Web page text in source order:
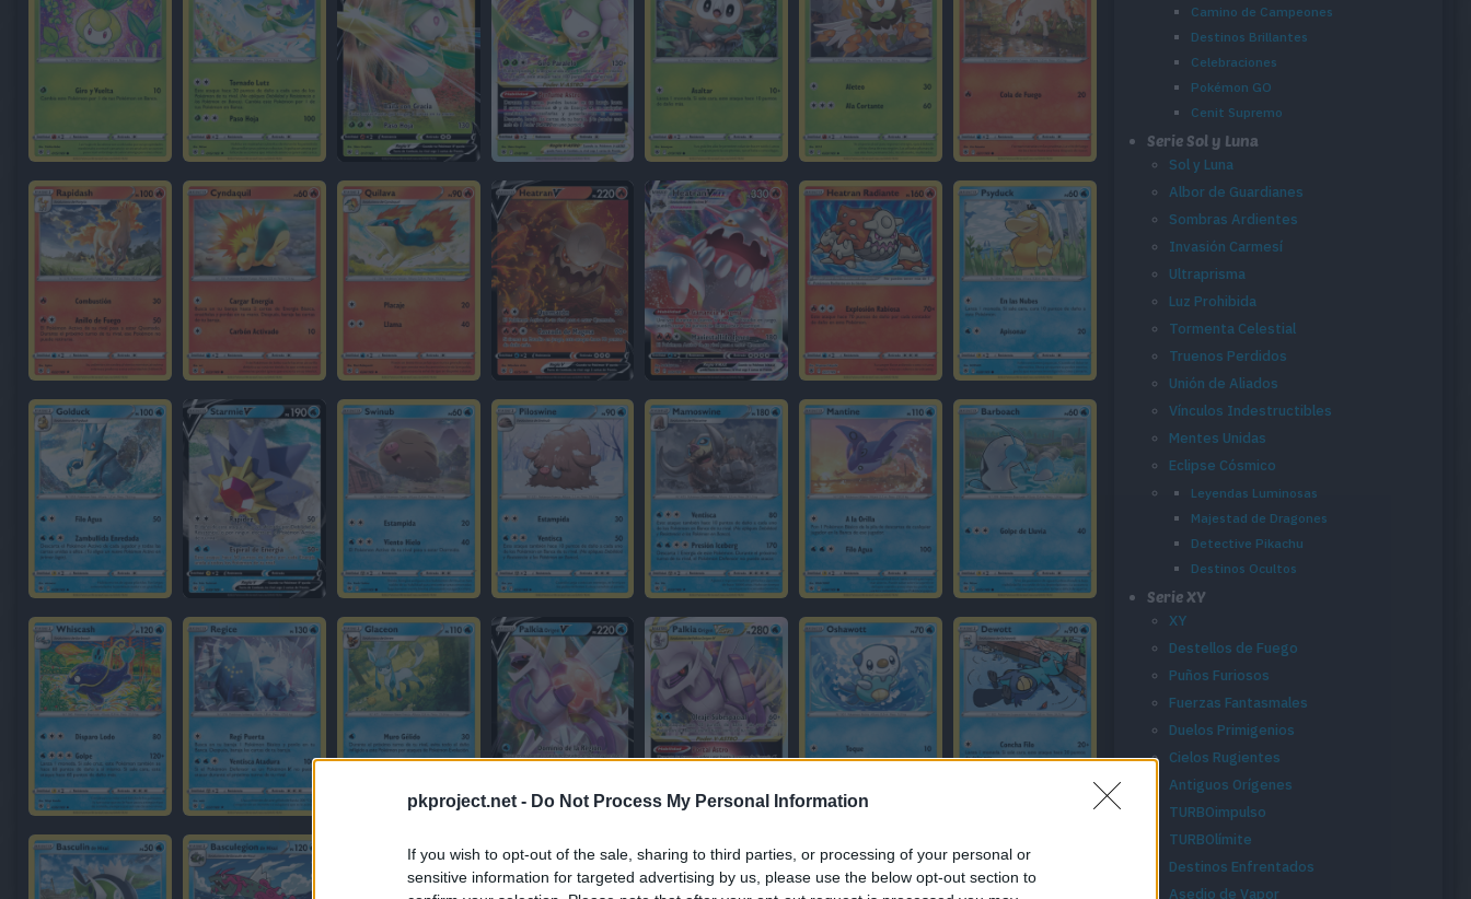
pkproject.net - Do Not Process My Personal Information
If you wish to opt-out of the sale, sharing to third parties, or processing of your personal or
sensitive information for targeted advertising by us, please use the below opt-out section to
Camino de Campeones
Destinos Brillantes
Celebraciones
Pokémon GO
Cenit Supremo
Serie Sol y Luna
Sol y Luna
Albor de Guardianes
Sombras Ardientes
Invasión Carmesí
Ultraprisma
Luz Prohibida
Tormenta Celestial
Truenos Perdidos
Unión de Aliados
Vínculos Indestructibles
Mentes Unidas
Eclipse Cósmico
Leyendas Luminosas
Majestad de Dragones
Detective Pikachu
Destinos Ocultos
Serie XY
XY
Destellos de Fuego
Puños Furiosos
Fuerzas Fantasmales
Duelos Primigenios
Cielos Rugientes
Antiguos Orígenes
TURBOimpulso
TURBOlímite
Destinos Enfrentados
Asedio de Vapor